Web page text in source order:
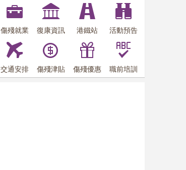
傷殘就業 復康資訊 港鐵站 活動預告
交通安排 傷殘津貼 傷殘優惠 職前培訓